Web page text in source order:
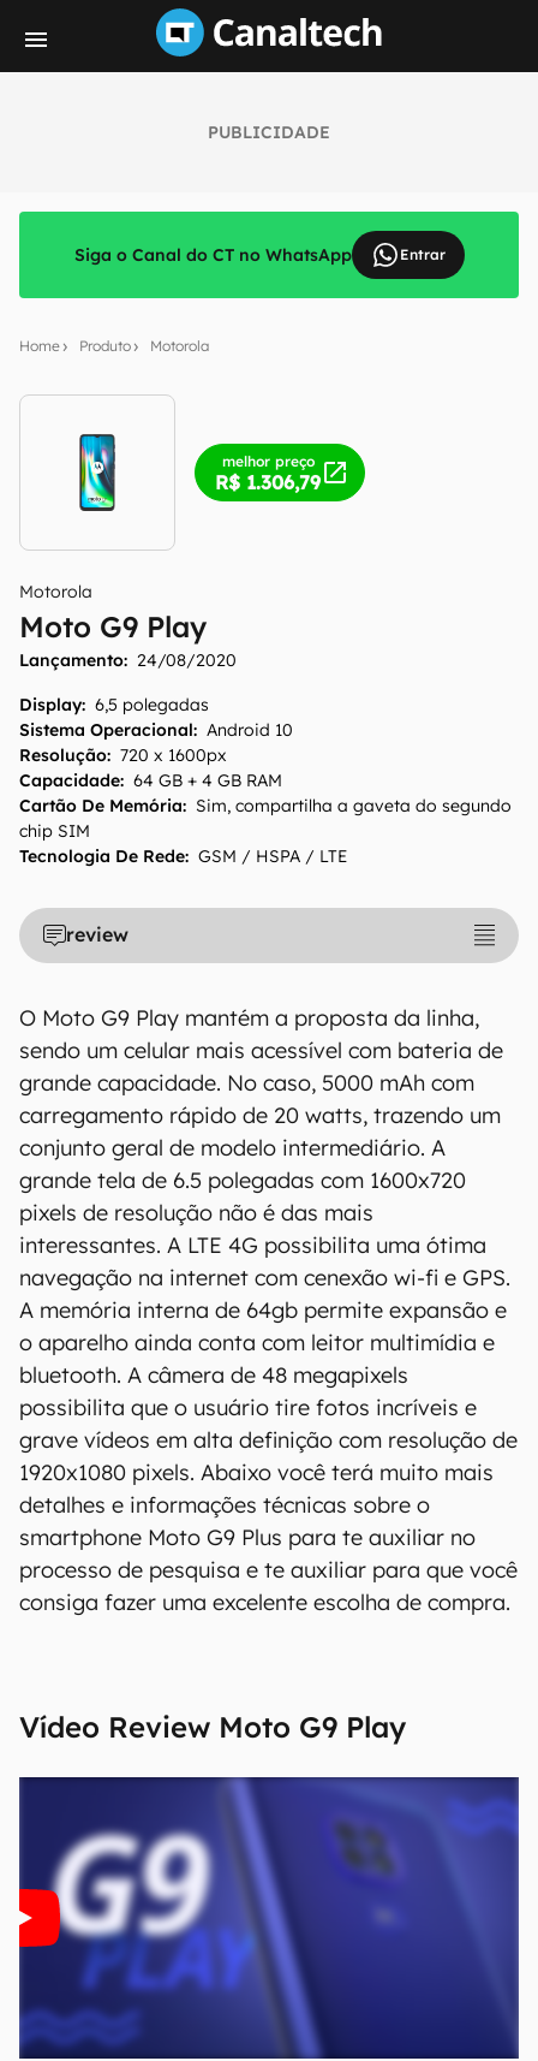
PUBLICIDADE
Siga o Canal do CT no WhatsApp Entrar
Home Produto Motorola
melhor preço
R$ 1.306,79
Motorola
Moto G9 Play
Lançamento: 24/08/2020
Display: 6,5 polegadas
Sistema Operacional: Android 10
Resolução: 720 x 1600px
Capacidade: 64 GB + 4 GB RAM
Cartão De Memória: Sim, compartilha a gaveta do segundo
chip SIM
Tecnologia De Rede: GSM / HSPA / LTE
review
O Moto G9 Play mantém a proposta da linha,
sendo um celular mais acessível com bateria de
grande capacidade. No caso, 5000 mAh com
carregamento rápido de 20 watts, trazendo um
conjunto geral de modelo intermediário. A
grande tela de 6.5 polegadas com 1600x720
pixels de resolução não é das mais
interessantes. A LTE 4G possibilita uma ótima
navegação na internet com cenexão wi-fi e GPS.
A memória interna de 64gb permite expansão e
o aparelho ainda conta com leitor multimídia e
bluetooth. A câmera de 48 megapixels
possibilita que o usuário tire fotos incríveis e
grave vídeos em alta definição com resolução de
1920x1080 pixels. Abaixo você terá muito mais
detalhes e informações técnicas sobre o
smartphone Moto G9 Plus para te auxiliar no
processo de pesquisa e te auxiliar para que você
consiga fazer uma excelente escolha de compra.
Vídeo Review Moto G9 Play
O Canaltech mantém esforço constante para
encontrar e manter atualizadas as
informações presentes em nossas fichas
técnicas, porém tenha em mente que
especificações e recursos podem variar entre
regiões e países. Portanto, recomendamos
que você visite o site oficial do fabricante ou
operadora que comercializa o produto para
Aviso legal: O Canaltech não se responsabiliza
por quaisquer erros ou omissões, ou mesmo
informações. As informações são fornecidas
"como estão", sem qualquer garantia de
precisão, detalhes, variações ou em relação
aos resultados obtidos com o uso dessas
informações.